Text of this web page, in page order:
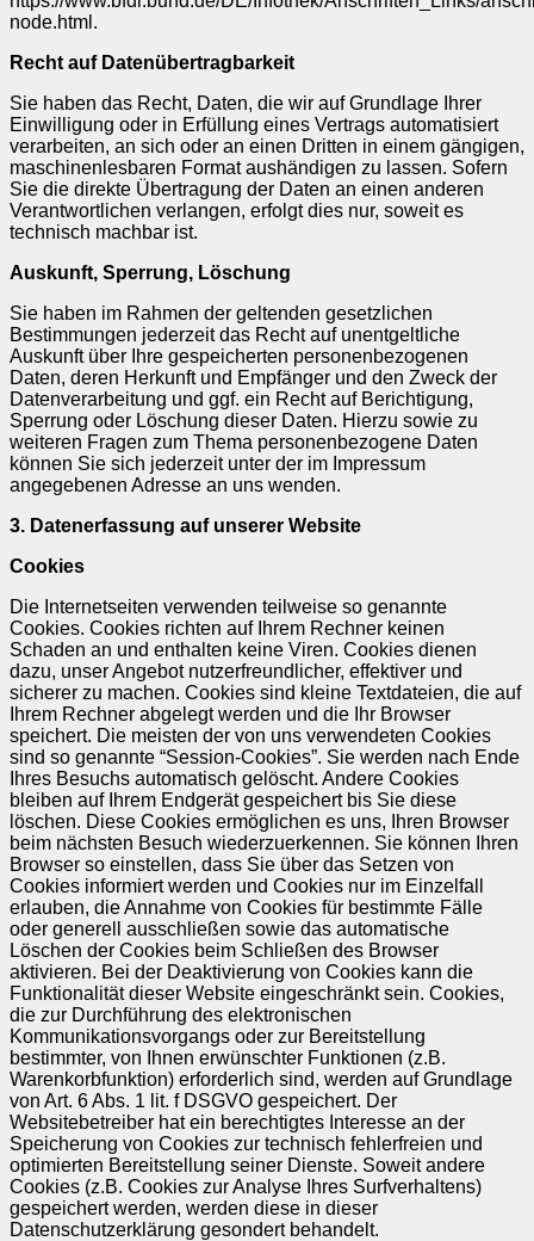
node.html.
Recht auf Datenübertragbarkeit
Sie haben das Recht, Daten, die wir auf Grundlage Ihrer
Einwilligung oder in Erfüllung eines Vertrags automatisiert
verarbeiten, an sich oder an einen Dritten in einem gängigen,
maschinenlesbaren Format aushändigen zu lassen. Sofern
Sie die direkte Übertragung der Daten an einen anderen
Verantwortlichen verlangen, erfolgt dies nur, soweit es
technisch machbar ist.
Auskunft, Sperrung, Löschung
Sie haben im Rahmen der geltenden gesetzlichen
Bestimmungen jederzeit das Recht auf unentgeltliche
Auskunft über Ihre gespeicherten personenbezogenen
Daten, deren Herkunft und Empfänger und den Zweck der
Datenverarbeitung und ggf. ein Recht auf Berichtigung,
Sperrung oder Löschung dieser Daten. Hierzu sowie zu
weiteren Fragen zum Thema personenbezogene Daten
können Sie sich jederzeit unter der im Impressum
angegebenen Adresse an uns wenden.
3. Datenerfassung auf unserer Website
Cookies
Die Internetseiten verwenden teilweise so genannte
Cookies. Cookies richten auf Ihrem Rechner keinen
Schaden an und enthalten keine Viren. Cookies dienen
dazu, unser Angebot nutzerfreundlicher, effektiver und
sicherer zu machen. Cookies sind kleine Textdateien, die auf
Ihrem Rechner abgelegt werden und die Ihr Browser
speichert. Die meisten der von uns verwendeten Cookies
sind so genannte “Session-Cookies”. Sie werden nach Ende
Ihres Besuchs automatisch gelöscht. Andere Cookies
bleiben auf Ihrem Endgerät gespeichert bis Sie diese
löschen. Diese Cookies ermöglichen es uns, Ihren Browser
beim nächsten Besuch wiederzuerkennen. Sie können Ihren
Browser so einstellen, dass Sie über das Setzen von
Cookies informiert werden und Cookies nur im Einzelfall
erlauben, die Annahme von Cookies für bestimmte Fälle
oder generell ausschließen sowie das automatische
Löschen der Cookies beim Schließen des Browser
aktivieren. Bei der Deaktivierung von Cookies kann die
Funktionalität dieser Website eingeschränkt sein. Cookies,
die zur Durchführung des elektronischen
Kommunikationsvorgangs oder zur Bereitstellung
bestimmter, von Ihnen erwünschter Funktionen (z.B.
Warenkorbfunktion) erforderlich sind, werden auf Grundlage
von Art. 6 Abs. 1 lit. f DSGVO gespeichert. Der
Websitebetreiber hat ein berechtigtes Interesse an der
Speicherung von Cookies zur technisch fehlerfreien und
optimierten Bereitstellung seiner Dienste. Soweit andere
Cookies (z.B. Cookies zur Analyse Ihres Surfverhaltens)
gespeichert werden, werden diese in dieser
Datenschutzerklärung gesondert behandelt.